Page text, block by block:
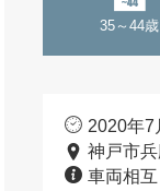
35～44歳
2020年7
神戸市
車両相